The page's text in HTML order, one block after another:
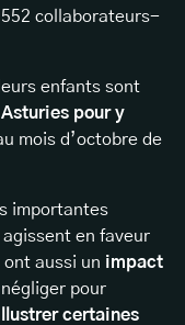
collaborateurs-
enfants sont
pour y
mois d’octobre de
importantes
en faveur
aussi un impact
pour
certaines